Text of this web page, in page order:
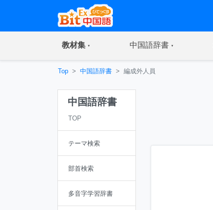
教材集(current) 中国語辞書(current)
Top 中国語辞書 編成外人員
中国語辞書
TOP
テーマ検索
部首検索
多音字学習辞書